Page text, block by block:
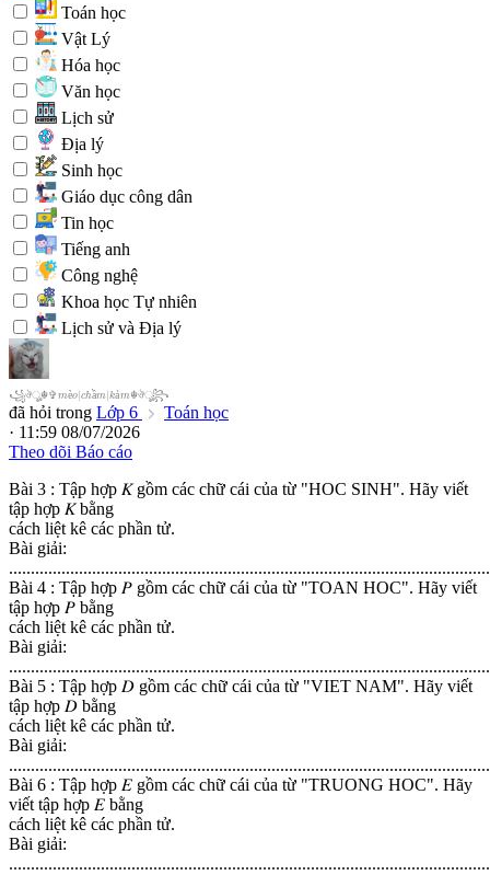
Toán học
Vật Lý
Hóa học
Văn học
Lịch sử
Địa lý
Sinh học
Giáo dục công dân
Tin học
Tiếng anh
Công nghệ
Khoa học Tự nhiên
Lịch sử và Địa lý
꧁ঔৣ☬✞ mèo|chầm|kảm☬ঔৣ꧂
꧁ঔ ☬ ✞ mè o|c ầ m|kả
đã hỏi trong Lớp 6
Toán học
· 11:59 08/07/2026
Theo dõi Báo cáo
Bài 3 : Tập hợp 𝐾 gồm các chữ cái của từ "HOC SINH". Hãy viết
tập hợp 𝐾 bằng
cách liệt kê các phần tử.
Bài giải:
Bài 4 : Tập hợp 𝑃 gồm các chữ cái của từ "TOAN HOC". Hãy viết
tập hợp 𝑃 bằng
cách liệt kê các phần tử.
Bài giải:
Bài 5 : Tập hợp 𝐷 gồm các chữ cái của từ "VIET NAM". Hãy viết
tập hợp 𝐷 bằng
cách liệt kê các phần tử.
Bài giải:
Bài 6 : Tập hợp 𝐸 gồm các chữ cái của từ "TRUONG HOC". Hãy
viết tập hợp 𝐸 bằng
cách liệt kê các phần tử.
Bài giải: